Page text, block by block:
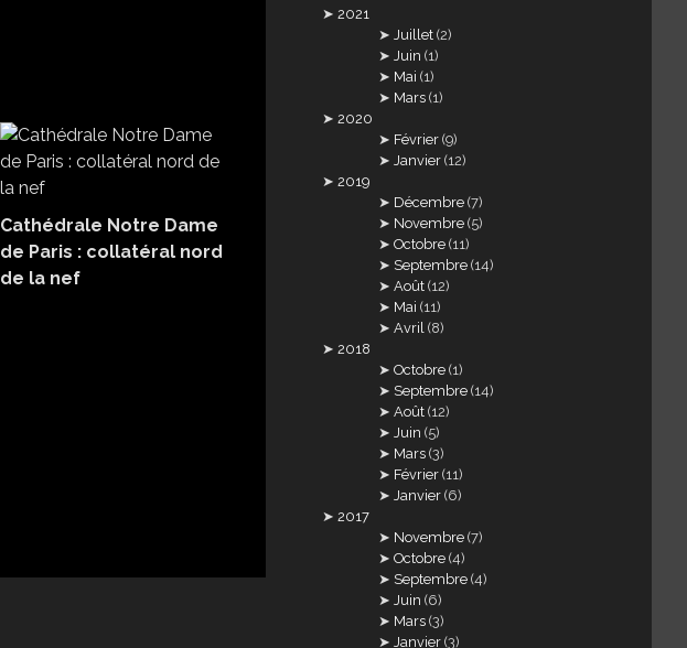
Cathédrale Notre Dame
de Paris : collatéral nord
de la nef
2021
Juillet (2)
Juin (1)
Mai (1)
Mars (1)
2020
Février (9)
Janvier (12)
2019
Décembre (7)
Novembre (5)
Octobre (11)
Septembre (14)
Août (12)
Mai (11)
Avril (8)
2018
Octobre (1)
Septembre (14)
Août (12)
Juin (5)
Mars (3)
Février (11)
Janvier (6)
2017
Novembre (7)
Octobre (4)
Septembre (4)
Juin (6)
Mars (3)
Janvier (3)